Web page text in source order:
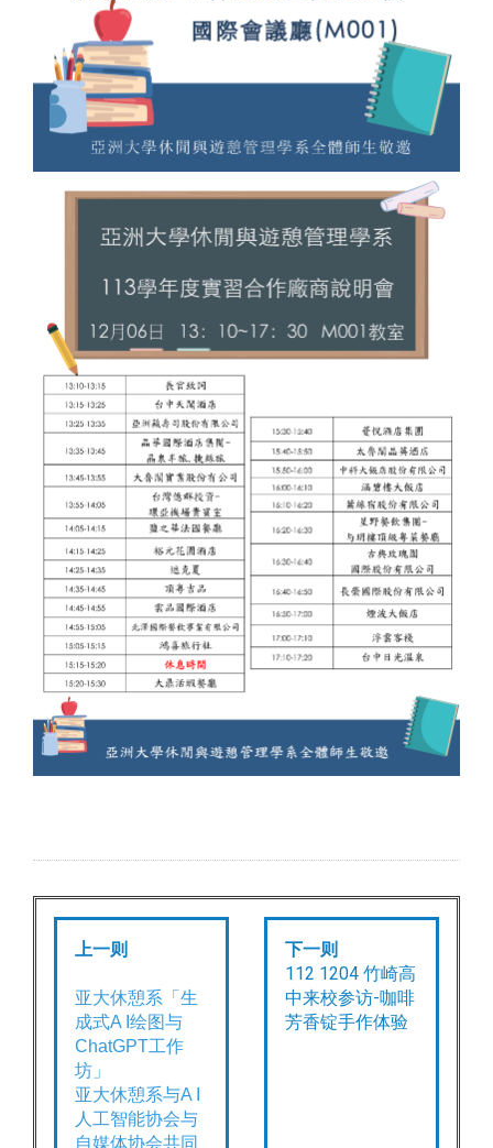
上一则
亚大休憩系「生
成式A I绘图与
ChatGPT工作
坊」
亚大休憩系与A I
人工智能协会与
自媒体协会共同
下一则
112 1204 竹崎高
中来校参访-咖啡
芳香锭手作体验